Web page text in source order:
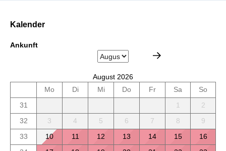
Kalender
Ankunft
August 2026
Mo
Di Mi Do Fr Sa
So
31
1
2
32
3 4 5 6 7 8
9
33
10 11 12 13 14 15
16